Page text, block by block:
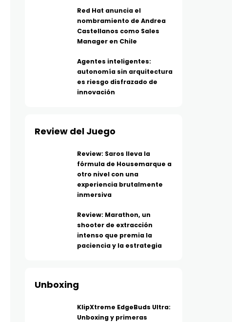
Red Hat anuncia el
nombramiento de Andrea
Castellanos como Sales
Manager en Chile
Agentes inteligentes:
autonomía sin arquitectura
es riesgo disfrazado de
innovación
Review del Juego
Review: Saros lleva la
fórmula de Housemarque a
otro nivel con una
experiencia brutalmente
inmersiva
Review: Marathon, un
shooter de extracción
intenso que premia la
paciencia y la estrategia
Unboxing
KlipXtreme EdgeBuds Ultra:
Unboxing y primeras